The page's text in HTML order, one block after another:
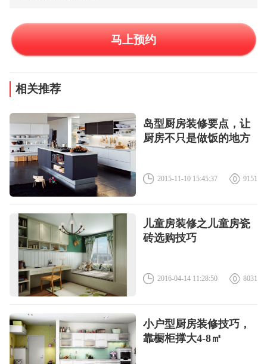
马上预约
相关推荐
岛型厨房装修要点，让
厨房不只是做饭的地方
2015-11-10 15:45:37 9151
儿童房装修之儿童房瓷
砖选购技巧
2016-04-14 11:28:50 8031
小户型厨房装修技巧，
靠橱柜撑大4-8㎡